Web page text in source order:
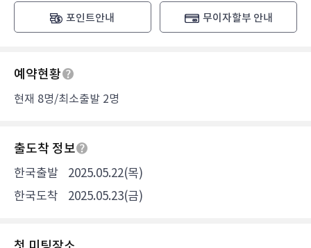
포인트안내 무이자할부 안내
예약현황
현재 8명/최소출발 2명
출도착 정보
한국출발
2025.05.22(목)
한국도착
2025.05.23(금)